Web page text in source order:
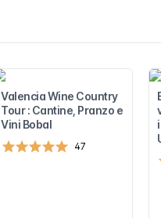
Valencia Wine Country
Tour : Cantine, Pranzo e
Vini Bobal
47